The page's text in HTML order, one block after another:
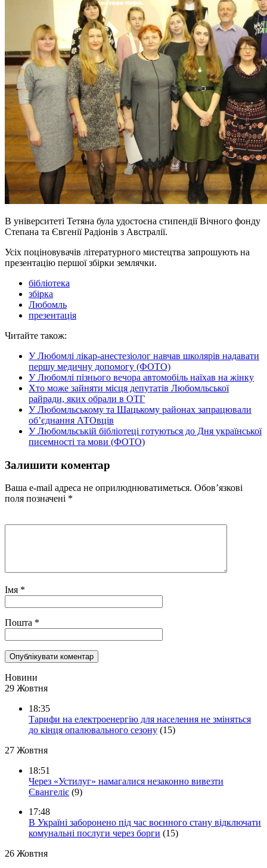
В університеті Тетяна була удостоєна стипендії Вічного фонду
Степана та Євгенії Радіонів з Австралії.
Усіх поціновувачів літературного мистецтва запрошують на
презентацію першої збірки землячки.
бібліотека
збірка
Любомль
презентація
Читайте також:
У Любомлі лікар-анестезіолог навчав школярів надавати
першу медичну допомогу (ФОТО)
У Любомлі пізнього вечора автомобіль наїхав на жінку
Хто може зайняти місця депутатів Любомльської
райради, яких обрали в ОТГ
У Любомльському та Шацькому районах запрацювали
об’єднання АТОвців
У Любомльській бібліотеці готуються до Дня української
писемності та мови (ФОТО)
Залишити коментар
Ваша e-mail адреса не оприлюднюватиметься. Обов’язкові
поля позначені *
Імя *
Пошта *
Новини
29 Жовтня
18:35
Тарифи на електроенергію для населення не зміняться
до кінця опалювального сезону (15)
27 Жовтня
18:51
Через «Устилуг» намагалися незаконно вивезти
Євангеліє (9)
17:48
В Україні заборонено під час воєнного стану відключати
комунальні послуги через борги (15)
26 Жовтня